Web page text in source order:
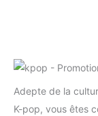
Adepte de la
K-pop, vous êtes